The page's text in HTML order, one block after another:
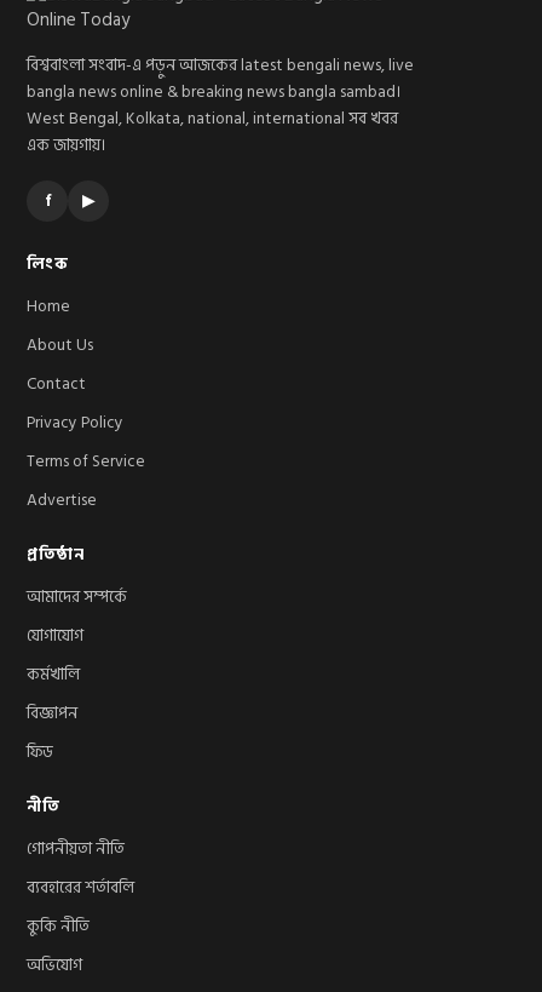
বিশ্ববাংলা সংবাদ-এ পড়ুন আজকের latest bengali news, live
bangla news online & breaking news bangla sambad।
West Bengal, Kolkata, national, international সব খবর
এক জায়গায়।
f ▶
লিংক
Home
About Us
Contact
Privacy Policy
Terms of Service
Advertise
প্রতিষ্ঠান
আমাদের সম্পর্কে
যোগাযোগ
কর্মখালি
বিজ্ঞাপন
ফিড
নীতি
গোপনীয়তা নীতি
ব্যবহারের শর্তাবলি
কুকি নীতি
অভিযোগ